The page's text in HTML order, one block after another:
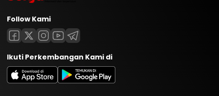
Follow Kami
Ikuti Perkembangan Kami di